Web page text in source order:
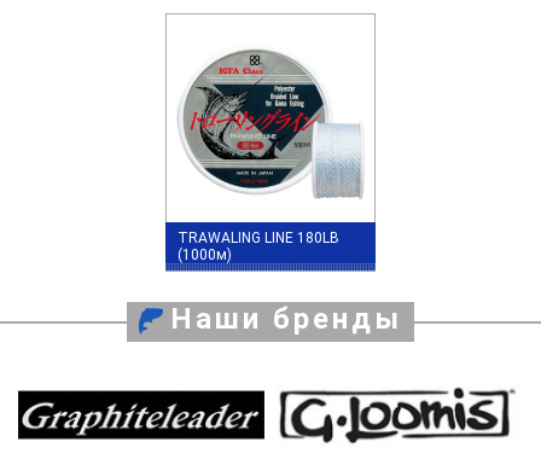
TRAWALING LINE 180LB
(1000м)
Наши бренды